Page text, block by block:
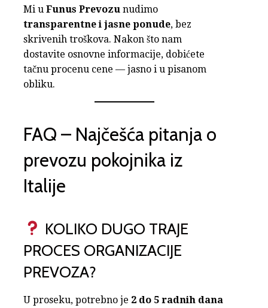
Mi u Funus Prevozu nudimo
transparentne i jasne ponude, bez
skrivenih troškova. Nakon što nam
dostavite osnovne informacije, dobićete
tačnu procenu cene — jasno i u pisanom
obliku.
FAQ – Najčešća pitanja o
prevozu pokojnika iz
Italije
KOLIKO DUGO TRAJE
PROCES ORGANIZACIJE
PREVOZA?
U proseku, potrebno je 2 do 5 radnih dana